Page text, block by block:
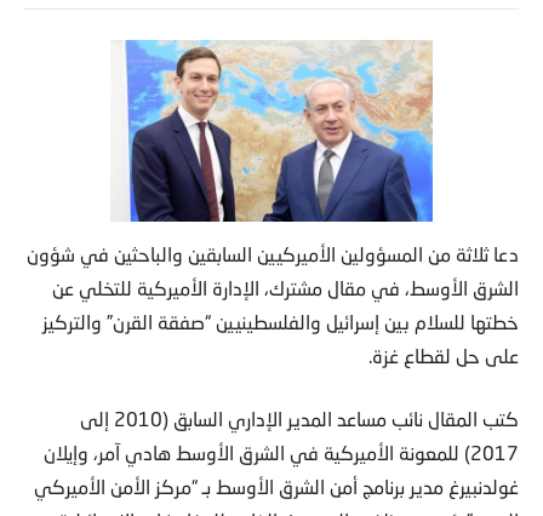
دعا ثلاثة من المسؤولين الأميركيين السابقين والباحثين في شؤون
الشرق الأوسط، في مقال مشترك، الإدارة الأميركية للتخلي عن
خطتها للسلام بين إسرائيل والفلسطينيين “صفقة القرن” والتركيز
على حل لقطاع غزة.
كتب المقال نائب مساعد المدير الإداري السابق (2010 إلى
2017) للمعونة الأميركية في الشرق الأوسط هادي آمر، وإيلان
غولدنبيرغ مدير برنامج أمن الشرق الأوسط بـ “مركز الأمن الأميركي